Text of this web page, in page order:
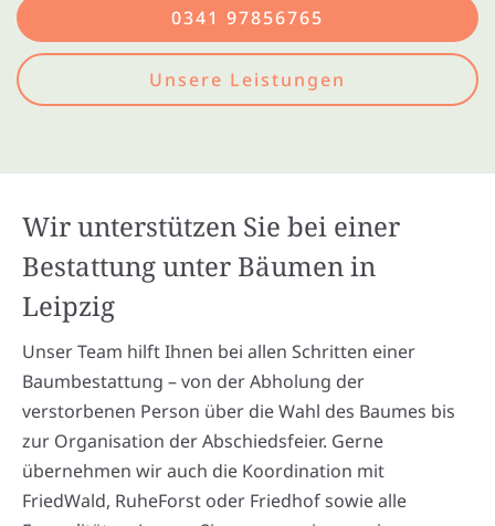
0341 97856765
Unsere Leistungen
Wir unterstützen Sie bei einer
Bestattung unter Bäumen in
Leipzig
Unser Team hilft Ihnen bei allen Schritten einer
Baumbestattung – von der Abholung der
verstorbenen Person über die Wahl des Baumes bis
zur Organisation der Abschiedsfeier. Gerne
übernehmen wir auch die Koordination mit
FriedWald, RuheForst oder Friedhof sowie alle